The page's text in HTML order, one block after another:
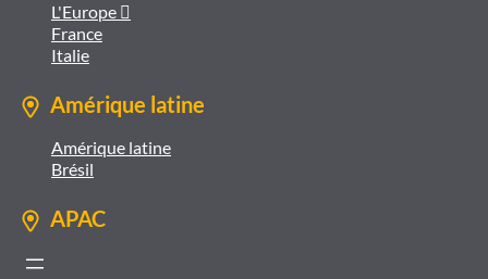
L'Europe 
France
Italie
Amérique latine
Amérique latine
Brésil
APAC